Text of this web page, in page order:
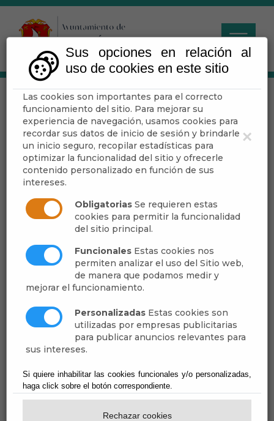
×
Sus opciones en relación al
uso de cookies en este sitio
Las cookies son importantes para el correcto
funcionamiento del sitio. Para mejorar su
experiencia de navegación, usamos cookies para
recordar sus datos de inicio de sesión y brindarle
un inicio seguro, recopilar estadísticas para
optimizar la funcionalidad del sitio y ofrecerle
contenido personalizado en función de sus
intereses.
Obligatorias Se requieren estas
cookies para permitir la funcionalidad
del sitio principal.
Funcionales Estas cookies nos
permiten analizar el uso del Sitio web,
de manera que podamos medir y
mejorar el funcionamiento.
Personalizadas Estas cookies son
utilizadas por empresas publicitarias
para publicar anuncios relevantes para
sus intereses.
Si quiere inhabilitar las cookies funcionales y/o personalizadas,
haga click sobre el botón correspondiente.
Rechazar cookies
CONSULTA PREVIA
ORDENANZA FISCAL
BODAS CIVILES Y
UNIONES DE HECHO
CONSULTA PREVIA
ORDENANZA
FISCAL BODAS
CIVILES Y UNIONES
DE HECHO
Ayuntamiento de Dalías